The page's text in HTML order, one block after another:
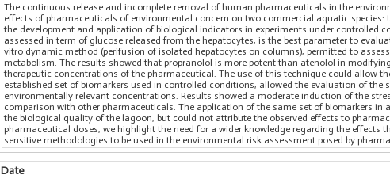
The continuous release and incomplete removal of human pharmaceuticals in the
effects of pharmaceuticals of environmental concern on two commercial aquatic
the development and application of biological indicators in experiments under controlled
assessed in term of glucose released from the hepatocytes, is the best parameter to
vitro dynamic method (perifusion of isolated hepatocytes on columns), permitted to
metabolism. The results showed that propranolol is more potent than atenolol in
therapeutic concentrations of the pharmaceutical. The use of this technique could allow
established set of biomarkers used in controlled conditions, allowed the evaluation of
environmentally relevant concentrations. Results showed a moderate induction of the
comparison with other pharmaceuticals. The application of the same set of biomarkers
the biological quality of the lagoon, but could not attribute the observed effects to
pharmaceutical doses, we highlight the need for a wider knowledge regarding the
sensitive methodologies to be used in the environmental risk assessment posed by
Date